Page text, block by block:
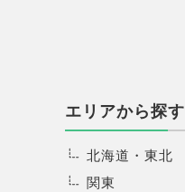
エリアから探す
北海道・東北
関東